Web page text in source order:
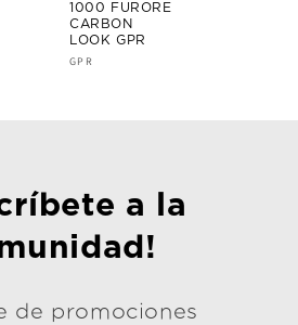
1000 FURORE
CARBON
LOOK GPR
Proveedor:
GPR
a la
de promociones